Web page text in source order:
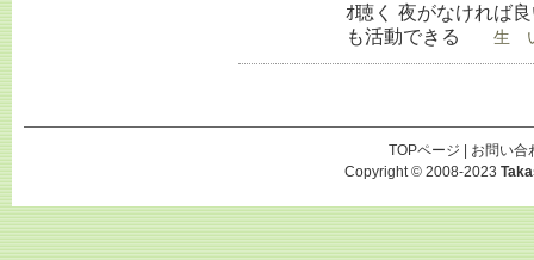
ｵ聴く 夜がなければ
も活動できる
生 い
TOPページ
お問い合
Copyright © 2008-2023